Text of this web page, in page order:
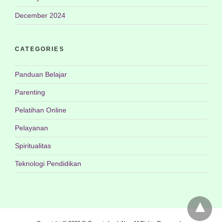
December 2024
CATEGORIES
Panduan Belajar
Parenting
Pelatihan Online
Pelayanan
Spiritualitas
Teknologi Pendidikan